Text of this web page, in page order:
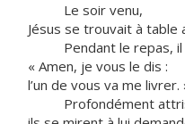
Le soir venu,
Jésus se trouvait à table
Pendant le repas, il
« Amen, je vous le dis :
l’un de vous va me livrer.
Profondément